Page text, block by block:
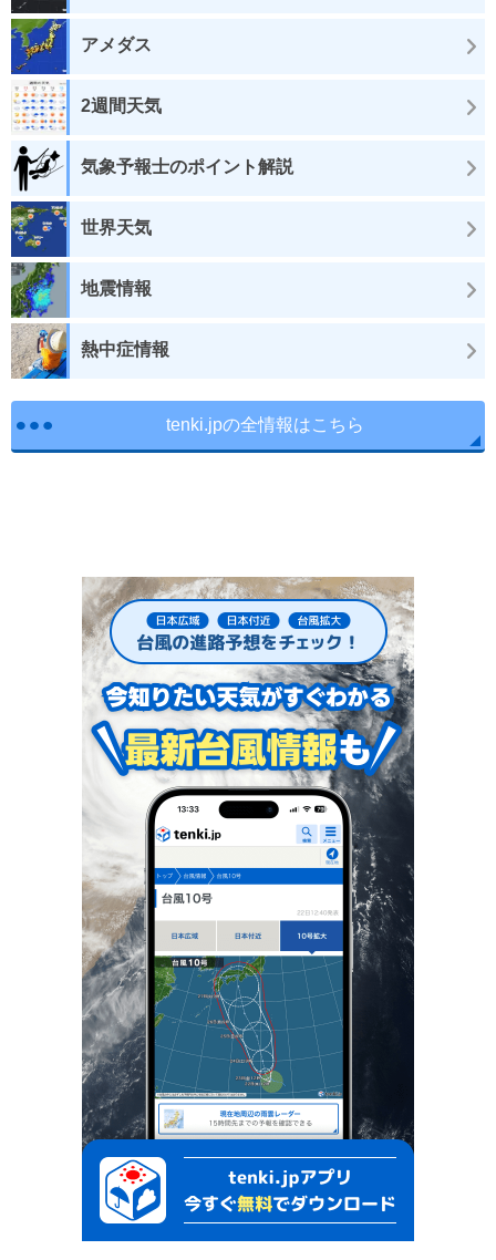
アメダス
2週間天気
気象予報士のポイント解説
世界天気
地震情報
熱中症情報
tenki.jpの全情報はこちら